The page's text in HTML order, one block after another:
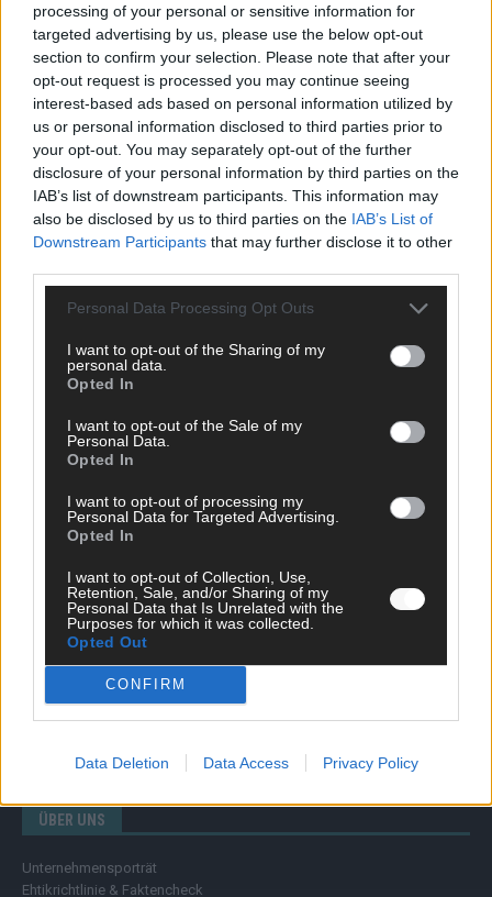
processing of your personal or sensitive information for
targeted advertising by us, please use the below opt-out
section to confirm your selection. Please note that after your
opt-out request is processed you may continue seeing
interest-based ads based on personal information utilized by
us or personal information disclosed to third parties prior to
your opt-out. You may separately opt-out of the further
disclosure of your personal information by third parties on the
IAB’s list of downstream participants. This information may
also be disclosed by us to third parties on the IAB’s List of
Downstream Participants that may further disclose it to other
Personal Data Processing Opt Outs
I want to opt-out of the Sharing of my
personal data.
Opted In
I want to opt-out of the Sale of my
Personal Data.
Opted In
I want to opt-out of processing my
Personal Data for Targeted Advertising.
Opted In
I want to opt-out of Collection, Use,
Retention, Sale, and/or Sharing of my
Personal Data that Is Unrelated with the
Purposes for which it was collected.
Opted Out
CONFIRM
Data Deletion Data Access Privacy Policy
SCHNELL ZUM RESSORT
Wirtschaft
Wissen
Kommentar
Eurovision
FLASH – DAS VIDEOPORTAL
ÜBER UNS
Unternehmensporträt
Ehtikrichtlinie & Faktencheck